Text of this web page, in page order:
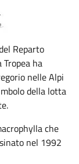
Reparto
ha
nelle Alpi
della lotta
che
nel 1992